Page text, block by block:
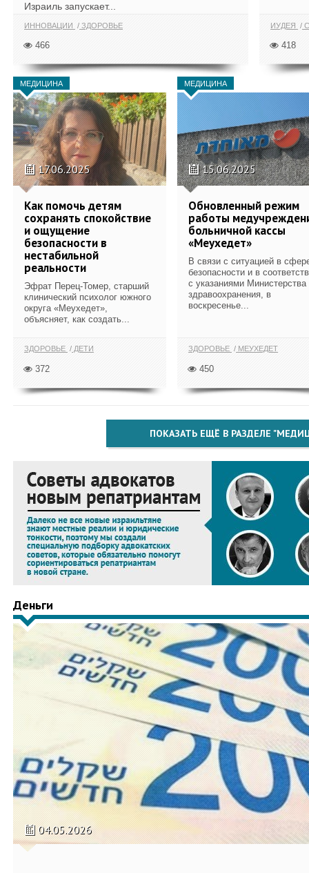
Израиль запускает...
ИННОВАЦИИ ЗДОРОВЬЕ
466
ИУДЕЯ
418
МЕДИЦИНА
17.06.2025
Как помочь детям
сохранять спокойствие
и ощущение
безопасности в
нестабильной
реальности
Эфрат Перец-Томер, старший
клинический психолог южного
округа «Меухедет»,
объясняет, как создать...
ЗДОРОВЬЕ ДЕТИ
372
МЕДИЦИНА
15.06.2025
Обновленный режим
работы
больничной кассы
«Меухедет»
В связи с ситуацией в
безопасности и в
с указаниями Министерства
здравоохранения, в
воскресенье...
ЗДОРОВЬЕ МЕУХЕДЕТ
450
ПОКАЗАТЬ ЕЩЁ В РАЗДЕЛЕ
Деньги
04.05.2026